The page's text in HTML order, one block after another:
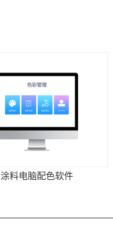
涂料电脑配色软件